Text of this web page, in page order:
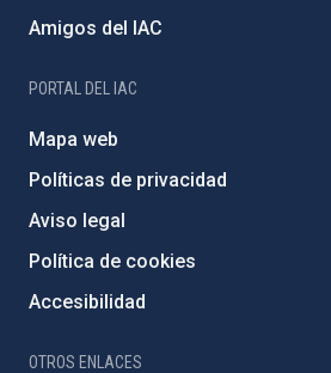
Amigos del IAC
PORTAL DEL IAC
Mapa web
Políticas de privacidad
Aviso legal
Política de cookies
Accesibilidad
OTROS ENLACES